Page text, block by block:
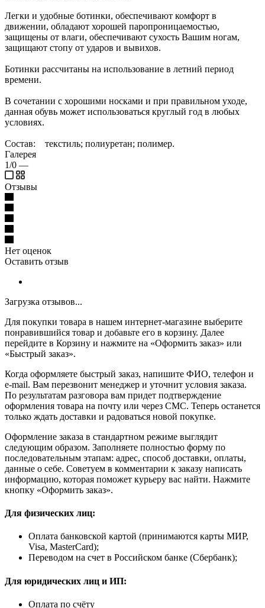
Легки и удобные ботинки, обеспечивают комфорт в
движении, обладают хорошей паропроницаемостью,
защищены от влаги, обеспечивают сухость Вашим ногам,
защищают стопу от ударов и вывихов.
Ботинки рассчитаны на использование в летний период
времени.
В сочетании с хорошими носками и при правильном уходе,
данная обувь может использоваться круглый год в любых
условиях.
Состав: текстиль; полиуретан; полимер.
Галерея
1/0 —
Отзывы
Нет оценок
Оставить отзыв
Загрузка отзывов...
Для покупки товара в нашем интернет-магазине выберите
понравившийся товар и добавьте его в корзину. Далее
перейдите в Корзину и нажмите на «Оформить заказ» или
«Быстрый заказ».
Когда оформляете быстрый заказ, напишите ФИО, телефон и
e-mail. Вам перезвонит менеджер и уточнит условия заказа.
По результатам разговора вам придет подтверждение
оформления товара на почту или через СМС. Теперь останется
только ждать доставки и радоваться новой покупке.
Оформление заказа в стандартном режиме выглядит
следующим образом. Заполняете полностью форму по
последовательным этапам: адрес, способ доставки, оплаты,
данные о себе. Советуем в комментарии к заказу написать
информацию, которая поможет курьеру вас найти. Нажмите
кнопку «Оформить заказ».
Для физических лиц:
Оплата банковской картой (принимаются карты МИР,
Visa, MasterCard);
Переводом на счет в Российском банке (Сбербанк);
Для юридических лиц и ИП:
Оплата по счёту